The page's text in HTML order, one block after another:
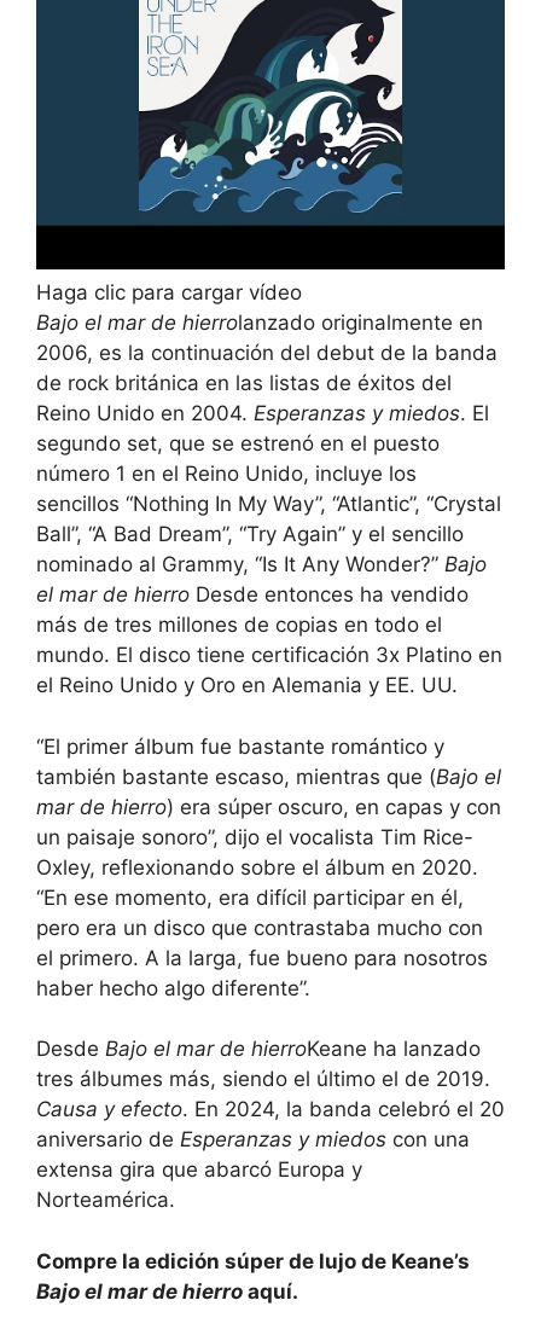
Haga clic para cargar vídeo
Bajo el mar de hierrolanzado originalmente en
2006, es la continuación del debut de la banda
de rock británica en las listas de éxitos del
Reino Unido en 2004. Esperanzas y miedos. El
segundo set, que se estrenó en el puesto
número 1 en el Reino Unido, incluye los
sencillos “Nothing In My Way”, “Atlantic”, “Crystal
Ball”, “A Bad Dream”, “Try Again” y el sencillo
nominado al Grammy, “Is It Any Wonder?” Bajo
el mar de hierro Desde entonces ha vendido
más de tres millones de copias en todo el
mundo. El disco tiene certificación 3x Platino en
el Reino Unido y Oro en Alemania y EE. UU.
“El primer álbum fue bastante romántico y
también bastante escaso, mientras que (Bajo el
mar de hierro) era súper oscuro, en capas y con
un paisaje sonoro”, dijo el vocalista Tim Rice-
Oxley, reflexionando sobre el álbum en 2020.
“En ese momento, era difícil participar en él,
pero era un disco que contrastaba mucho con
el primero. A la larga, fue bueno para nosotros
haber hecho algo diferente”.
Desde Bajo el mar de hierroKeane ha lanzado
tres álbumes más, siendo el último el de 2019.
Causa y efecto. En 2024, la banda celebró el 20
aniversario de Esperanzas y miedos con una
extensa gira que abarcó Europa y
Norteamérica.
Compre la edición súper de lujo de Keane’s
Bajo el mar de hierro aquí.